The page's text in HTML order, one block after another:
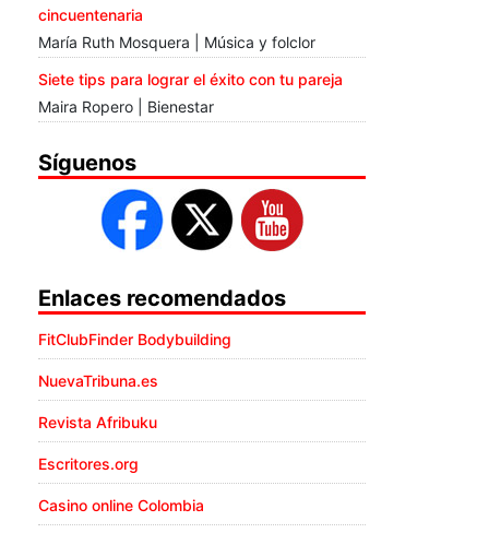
cincuentenaria
María Ruth Mosquera | Música y folclor
Siete tips para lograr el éxito con tu pareja
Maira Ropero | Bienestar
Síguenos
Enlaces recomendados
FitClubFinder Bodybuilding
NuevaTribuna.es
Revista Afribuku
Escritores.org
Casino online Colombia